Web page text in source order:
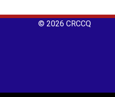
© 2026 CRCCQ